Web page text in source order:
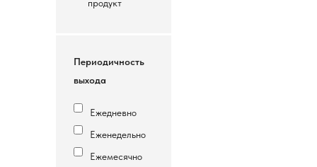
продукт
Периодичность
выхода
Ежедневно
Еженедельно
Ежемесячно